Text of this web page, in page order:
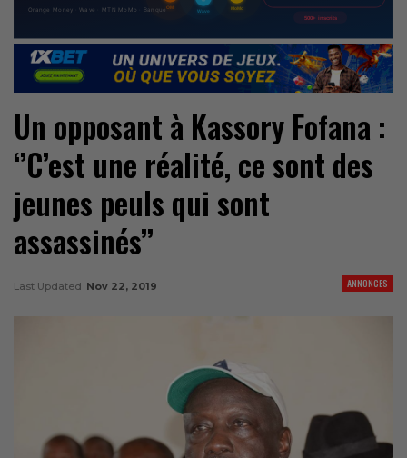
Un opposant à Kassory Fofana :
‘’C’est une réalité, ce sont des
jeunes peuls qui sont
assassinés’’
ANNONCES
Last Updated Nov 22, 2019